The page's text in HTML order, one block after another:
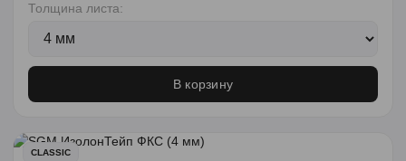
Толщина листа:
В корзину
CLASSIC